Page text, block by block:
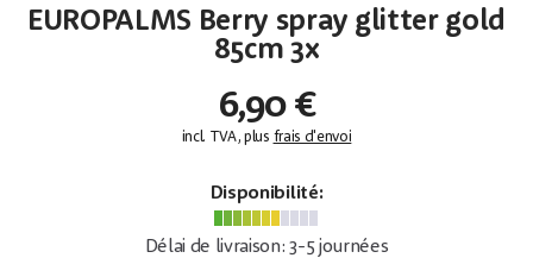
EUROPALMS Berry spray glitter gold
85cm 3x
6,90 €
incl. TVA, plus frais d'envoi
Disponibilité:
Délai de livraison: 3-5 journées